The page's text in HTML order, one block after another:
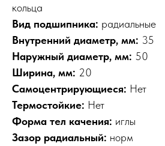
кольца
Вид подшипника: радиальные
Внутренний диаметр, мм: 35
Наружный диаметр, мм: 50
Ширина, мм: 20
Самоцентрирующиеся: Нет
Термостойкие: Нет
Форма тел качения: иглы
Зазор радиальный: норм